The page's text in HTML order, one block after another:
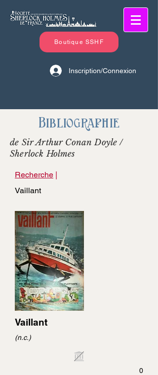
Boutique SSHF
Inscription/Connexion
Bibliographie
de Sir Arthur Conan Doyle /
Sherlock Holmes
Recherche |
Vaillant
Vaillant
(n.c.)
0